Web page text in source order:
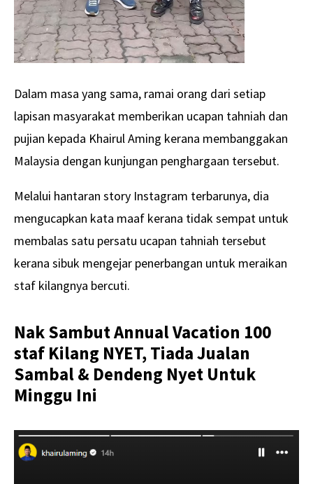
Dalam masa yang sama, ramai orang dari setiap
lapisan masyarakat memberikan ucapan tahniah dan
pujian kepada Khairul Aming kerana membanggakan
Malaysia dengan kunjungan penghargaan tersebut.
Melalui hantaran story Instagram terbarunya, dia
mengucapkan kata maaf kerana tidak sempat untuk
membalas satu persatu ucapan tahniah tersebut
kerana sibuk mengejar penerbangan untuk meraikan
staf kilangnya bercuti.
Nak Sambut Annual Vacation 100
staf Kilang NYET, Tiada Jualan
Sambal & Dendeng Nyet Untuk
Minggu Ini